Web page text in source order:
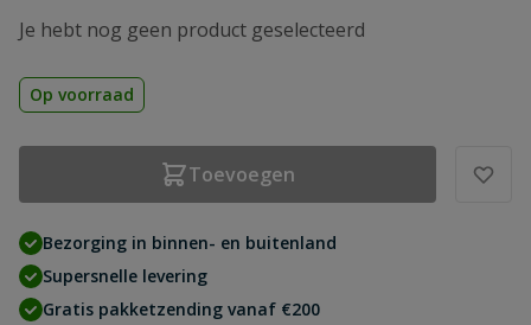
Je hebt nog geen product geselecteerd
Op voorraad
Toevoegen
Bezorging in binnen- en buitenland
Supersnelle levering
Gratis pakketzending vanaf €200